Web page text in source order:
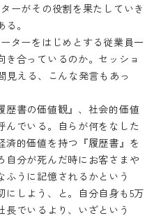
ーがその役割を果たしていき
。
ターをはじめとする従業員一
き合っているのか。セッショ
見える、こんな発言もあっ
歴書の価値観』、社会的価値
んでいる。自らが何をなした
済的価値を持つ『履歴書』を
自分が死んだ時にお客さまや
うに記憶されるかという
にしよう、と。自分自身も5万
でいるより、いざという